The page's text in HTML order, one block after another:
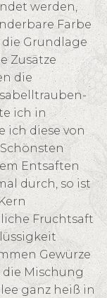
werden,
Farbe
Grundlage
Zusätze
die
ich in
ich diese von
Entsaften
durch, so ist
Fruchtsaft
Gewürze
die Mischung
ganz heiß in